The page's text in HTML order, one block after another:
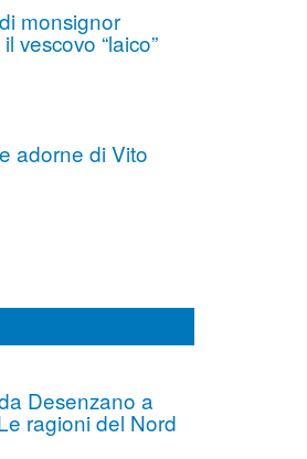
monsignor
vescovo “laico”
adorne di Vito
Desenzano a
ragioni del Nord